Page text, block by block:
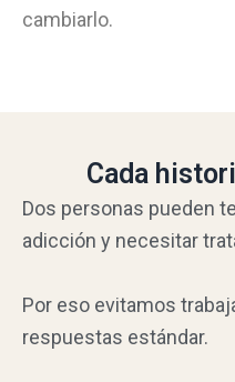
cambiarlo.
Cada
Dos personas pueden
adicción y necesitar
Por eso evitamos
respuestas estándar.